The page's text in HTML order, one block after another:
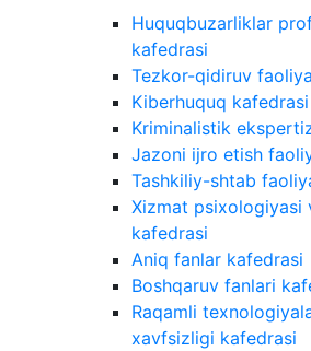
Huquqbuzarliklar
kafedrasi
Tezkor-qidiruv
Kiberhuquq kafedrasi
Kriminalistik
Jazoni ijro etish
Tashkiliy-shtab
Xizmat psixologiyasi
kafedrasi
Aniq fanlar kafedrasi
Boshqaruv fanlari
Raqamli
xavfsizligi kafedrasi